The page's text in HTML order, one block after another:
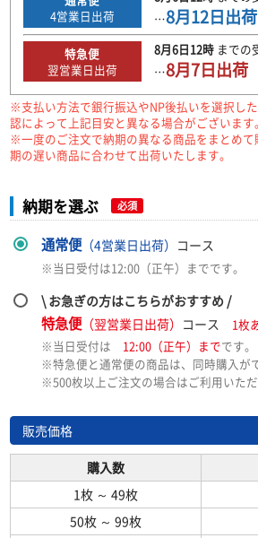
4営業日出荷
…8月12日出荷
特急便
翌営業日出荷
8月6日12時までの
…8月7日出荷
※支払い方法で銀行振込やNP後払いを選択し
認によって上記目安と異なる場合がございます。
※一度のご注文で納期の異なる商品をまとめ
期の遅い商品に合わせて出荷いたします。
納期を選ぶ 必須
通常便（4営業日出荷） コース
※当日受付は12:00（正午）までです。
\ お急ぎの方はこちらがおすすめ /
特急便（翌営業日出荷） コース
1枚
※当日受付は 12:00（正午）までです。
※特急便と通常便の商品は、同時購入が
※500枚以上ご注文の場合はご利用いただ
販売価格
購入数
1枚 ～ 49枚
50枚 ～ 99枚